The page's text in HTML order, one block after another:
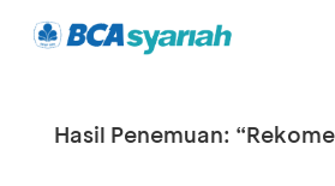
Hasil Penemuan: